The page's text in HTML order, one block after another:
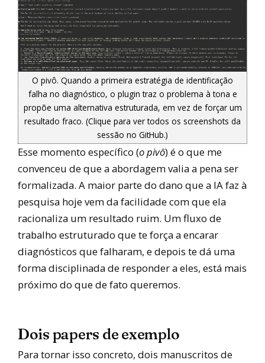
O pivô. Quando a primeira estratégia de identificação
falha no diagnóstico, o plugin traz o problema à tona e
propõe uma alternativa estruturada, em vez de forçar um
resultado fraco. (Clique para ver todos os screenshots da
sessão no GitHub.)
Esse momento específico (o pivô) é o que me
convenceu de que a abordagem valia a pena ser
formalizada. A maior parte do dano que a IA faz à
pesquisa hoje vem da facilidade com que ela
racionaliza um resultado ruim. Um fluxo de
trabalho estruturado que te força a encarar
diagnósticos que falharam, e depois te dá uma
forma disciplinada de responder a eles, está mais
próximo do que de fato queremos.
Dois papers de exemplo
Para tornar isso concreto, dois manuscritos de